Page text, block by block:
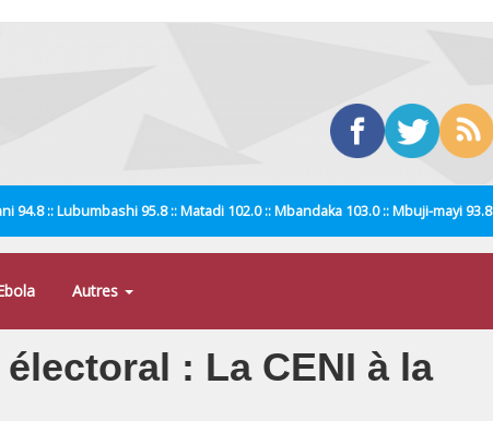
94.8 :: Lubumbashi 95.8 :: Matadi 102.0 :: Mbandaka 103.0 :: Mbuji-mayi 93.8
Autres
: La CENI à la